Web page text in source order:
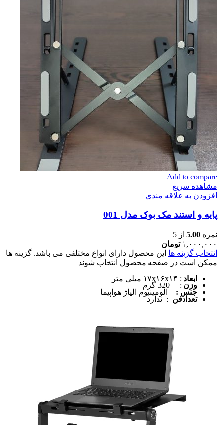
Add to compare
مشاهده سریع
افزودن به علاقه مندی
پایه و استند مک بوک مدل 001
نمره 5.00 از 5
۱,۰۰۰,۰۰۰ تومان
انتخاب گزینه ها این محصول دارای انواع مختلفی می باشد. گزینه ها
ممکن است در صفحه محصول انتخاب شوند
ابعاد : ۱۷x۱۶x۱۴ میلی متر
وزن : 320 گرم
جنس : الومینیوم الیاژ هواپیما
تعدادفن : ندارد